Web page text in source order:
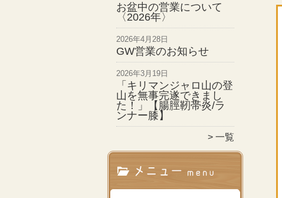
お盆中の営業について
〈2026年〉
2026年4月28日
GW営業のお知らせ
2026年3月19日
「キリマンジャロ山の登
山を無事完遂できまし
た！」【腸脛靭帯炎/ラ
ンナー膝】
一覧